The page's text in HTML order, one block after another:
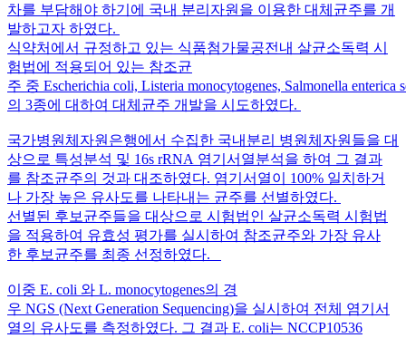
차를 부담해야 하기에 국내 분리자원을 이용한 대체균주를 개
발하고자 하였다.
식약처에서 규정하고 있는 식품첨가물공전내 살균소독력 시
험법에 적용되어 있는 참조균
주 중 Escherichia coli, Listeria monocytogenes, Salmonella enterica
의 3종에 대하여 대체균주 개발을 시도하였다.
국가병원체자원은행에서 수집한 국내분리 병원체자원들을 대
상으로 특성분석 및 16s rRNA 염기서열분석을 하여 그 결과
를 참조균주의 것과 대조하였다. 염기서열이 100% 일치하거
나 가장 높은 유사도를 나타내는 균주를 선별하였다.
선별된 후보균주들을 대상으로 시험법인 살균소독력 시험법
을 적용하여 유효성 평가를 실시하여 참조균주와 가장 유사
한 후보균주를 최종 선정하였다.
이중 E. coli 와 L. monocytogenes의 경
우 NGS (Next Generation Sequencing)을 실시하여 전체 염기서
열의 유사도를 측정하였다. 그 결과 E. coli는 NCCP10536